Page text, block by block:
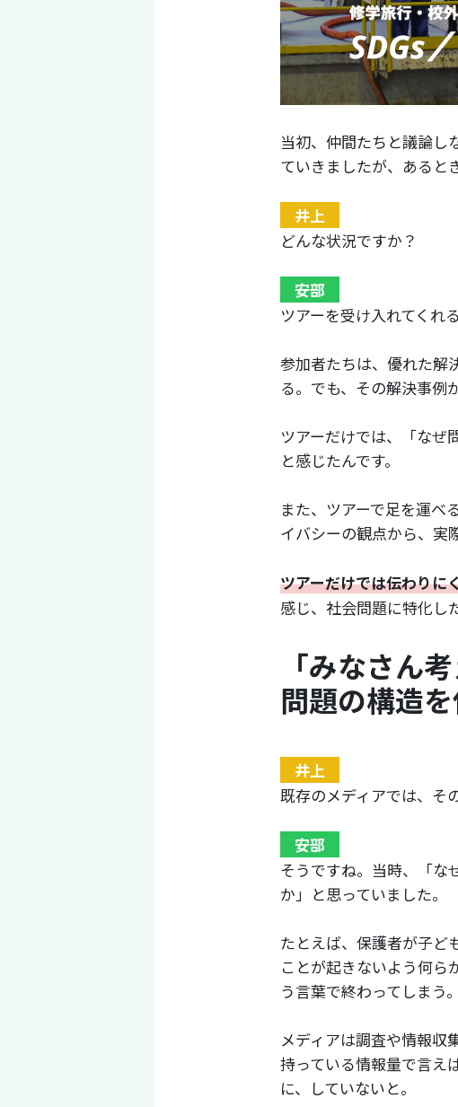
当初、仲間たちと議論し
ていきましたが、あると
井上
どんな状況ですか？
安部
ツアーを受け入れてくれ
参加者たちは、優れた解
る。でも、その解決事例
ツアーだけでは、「なぜ
と感じたんです。
また、ツアーで足を運べ
イバシーの観点から、実
ツアーだけでは伝わりに
感じ、社会問題に特化し
「みなさん
問題の構造
井上
既存のメディアでは、そ
安部
そうですね。当時、「な
か」と思っていました。
たとえば、保護者が子ど
ことが起きないよう何ら
う言葉で終わってしまう。
メディアは調査や情報収
持っている情報量で言え
に、していないと。